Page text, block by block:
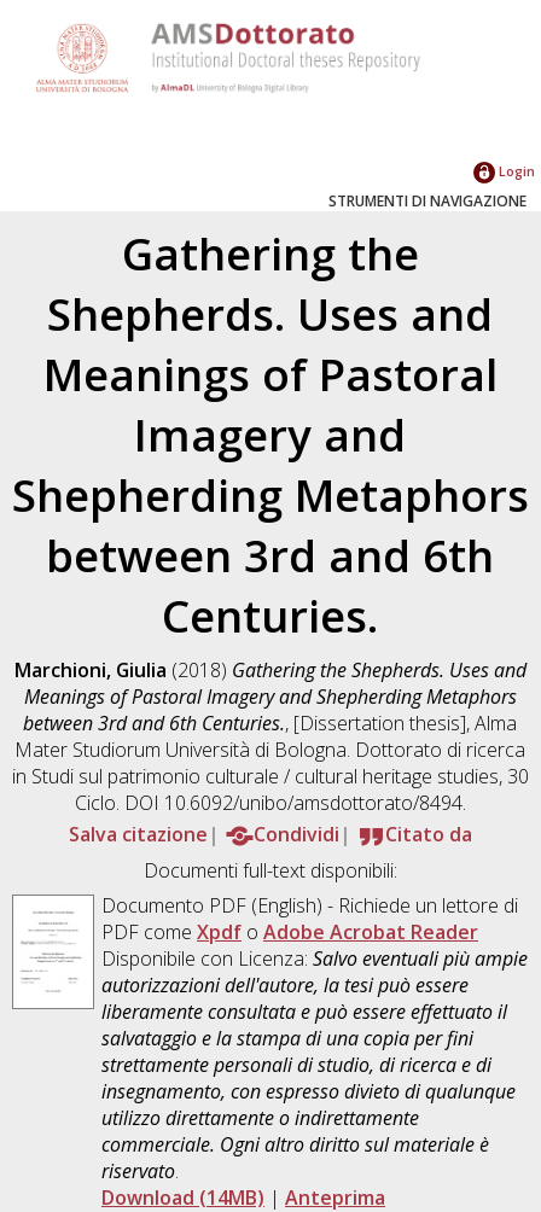
Login
STRUMENTI DI NAVIGAZIONE
Gathering the
Shepherds. Uses and
Meanings of Pastoral
Imagery and
Shepherding Metaphors
between 3rd and 6th
Centuries.
Marchioni, Giulia (2018) Gathering the Shepherds. Uses and
Meanings of Pastoral Imagery and Shepherding Metaphors
between 3rd and 6th Centuries., [Dissertation thesis], Alma
Mater Studiorum Università di Bologna. Dottorato di ricerca
in Studi sul patrimonio culturale / cultural heritage studies, 30
Ciclo. DOI 10.6092/unibo/amsdottorato/8494.
Salva citazione
Condividi
Citato da
Documenti full-text disponibili:
Documento PDF(English) - Richiede un lettore di
PDF come Xpdfo Adobe Acrobat Reader
Disponibile con Licenza: Salvo eventuali più ampie
autorizzazioni dell'autore, la tesi può essere
liberamente consultata e può essere effettuato il
salvataggio e la stampa di una copia per fini
strettamente personali di studio, di ricerca e di
insegnamento, con espresso divieto di qualunque
utilizzo direttamente o indirettamente
commerciale. Ogni altro diritto sul materiale è
riservato.
Download (14MB) | Anteprima